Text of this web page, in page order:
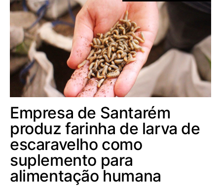
Empresa de Santarém
produz farinha de larva de
escaravelho como
suplemento para
alimentação humana